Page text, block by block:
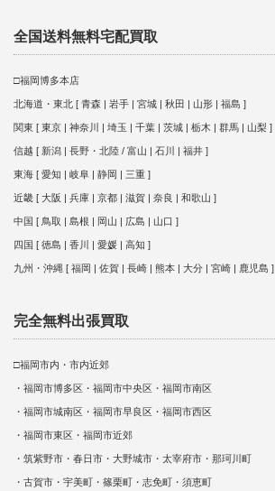
全国送料無料宅配買取
□福岡博多本店
北海道・東北 [ 青森 | 岩手 | 宮城 | 秋田 | 山形 | 福島 ]
関東 [ 東京 | 神奈川 | 埼玉 | 千葉 | 茨城 | 栃木 | 群馬 | 山梨 ]
信越 [ 新潟 | 長野・北陸 / 富山 | 石川 | 福井 ]
東海 [ 愛知 | 岐阜 | 静岡 | 三重 ]
近畿 [ 大阪 | 兵庫 | 京都 | 滋賀 | 奈良 | 和歌山 ]
中国 [ 鳥取 | 島根 | 岡山 | 広島 | 山口 ]
四国 [ 徳島 | 香川 | 愛媛 | 高知 ]
九州・沖縄 [ 福岡 | 佐賀 | 長崎 | 熊本 | 大分 | 宮崎 | 鹿児島 ]
完全無料出張買取
□福岡市内・市内近郊
・福岡市博多区・福岡市中央区・福岡市南区
・福岡市城南区・福岡市早良区・福岡市西区
・福岡市東区・福岡市近郊
・筑紫野市・春日市・大野城市・太宰府市・那珂川町
・古賀市・宇美町・篠栗町・志免町・須恵町